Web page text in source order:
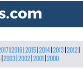
| 2016| 2015| 2014| 2013| 2012|
| 2003| 2002| 2001 2000